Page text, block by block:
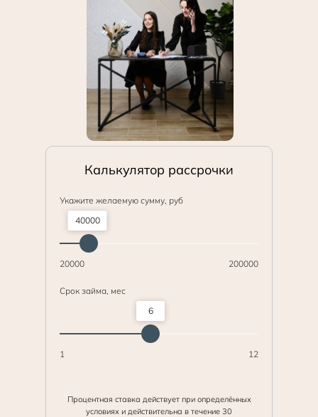
Калькулятор рассрочки
Процентная ставка действует при определённых
условиях и действительна в течение 30
Укажите желаемую сумму, руб
40000
20000 200000
Срок займа, мес
6
1 12